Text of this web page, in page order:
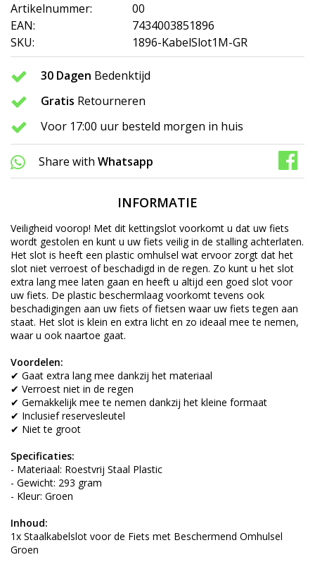
Artikelnummer:
00
EAN:
7434003851896
SKU:
1896-KabelSlot1M-GR
30 Dagen Bedenktijd
Gratis Retourneren
Voor 17:00 uur besteld morgen in huis
Share with Whatsapp
INFORMATIE
Veiligheid voorop! Met dit kettingslot voorkomt u dat uw fiets
wordt gestolen en kunt u uw fiets veilig in de stalling achterlaten.
Het slot is heeft een plastic omhulsel wat ervoor zorgt dat het
slot niet verroest of beschadigd in de regen. Zo kunt u het slot
extra lang mee laten gaan en heeft u altijd een goed slot voor
uw fiets. De plastic beschermlaag voorkomt tevens ook
beschadigingen aan uw fiets of fietsen waar uw fiets tegen aan
staat. Het slot is klein en extra licht en zo ideaal mee te nemen,
waar u ook naartoe gaat.
Voordelen:
✔ Gaat extra lang mee dankzij het materiaal
✔ Verroest niet in de regen
✔ Gemakkelijk mee te nemen dankzij het kleine formaat
✔ Inclusief reservesleutel
✔ Niet te groot
Specificaties:
- Materiaal: Roestvrij Staal Plastic
- Gewicht: 293 gram
- Kleur: Groen
Inhoud:
1x Staalkabelslot voor de Fiets met Beschermend Omhulsel
Groen